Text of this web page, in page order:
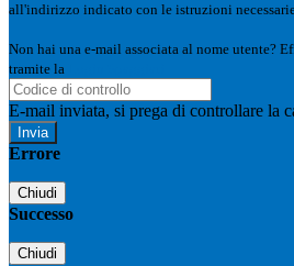
all'indirizzo indicato con le istruzioni
Non hai una e-mail associata al nome utente?
tramite la
E-mail inviata, si prega di controllare la
Errore
Chiudi
Successo
Chiudi